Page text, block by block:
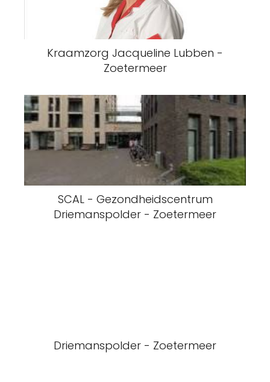
Kraamzorg Jacqueline Lubben -
Zoetermeer
SCAL - Gezondheidscentrum
Driemanspolder - Zoetermeer
Driemanspolder - Zoetermeer